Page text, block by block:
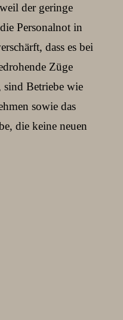
der geringe
die Personalnot in
dass es bei
Züge
sind Betriebe wie
sowie das
die keine neuen